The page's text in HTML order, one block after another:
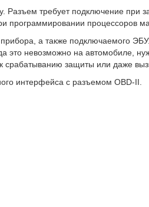
требует подключение при
программировании процессоров
а также подключаемого
это невозможно на автомобиле,
срабатыванию защиты или даже
интерфейса с разъемом OBD-II.